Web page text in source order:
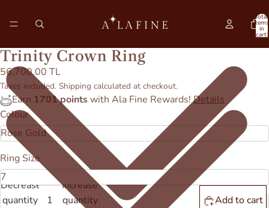
Total
items
in
cart:
Trinity Crown Ring
56,700.00 TL
Taxes included. Shipping calculated at checkout.
Earn 1701 pointswith Ala Fine Rewards!Details
Colour
Ring Size
Decrease
quantity
Increase
quantity
Add to cart